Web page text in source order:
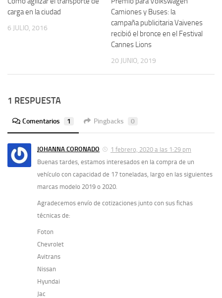
carga en la ciudad
6 JULIO, 2016
Camiones y Buses: la
campaña publicitaria Vaivenes
recibió el bronce en el Festival
Cannes Lions
20 JUNIO, 2019
1 RESPUESTA
Comentarios 1 Pingbacks 0
JOHANNA CORONADO
1 febrero, 2020 a las 1:29 pm
Buenas tardes, estamos interesados en la compra de un
vehículo con capacidad de 17 toneladas, largo en las siguientes
marcas modelo 2019 o 2020.
Agradecemos envío de cotizaciones junto con sus fichas
técnicas de:
Foton
Chevrolet
Avitrans
Nissan
Hyundai
Jac